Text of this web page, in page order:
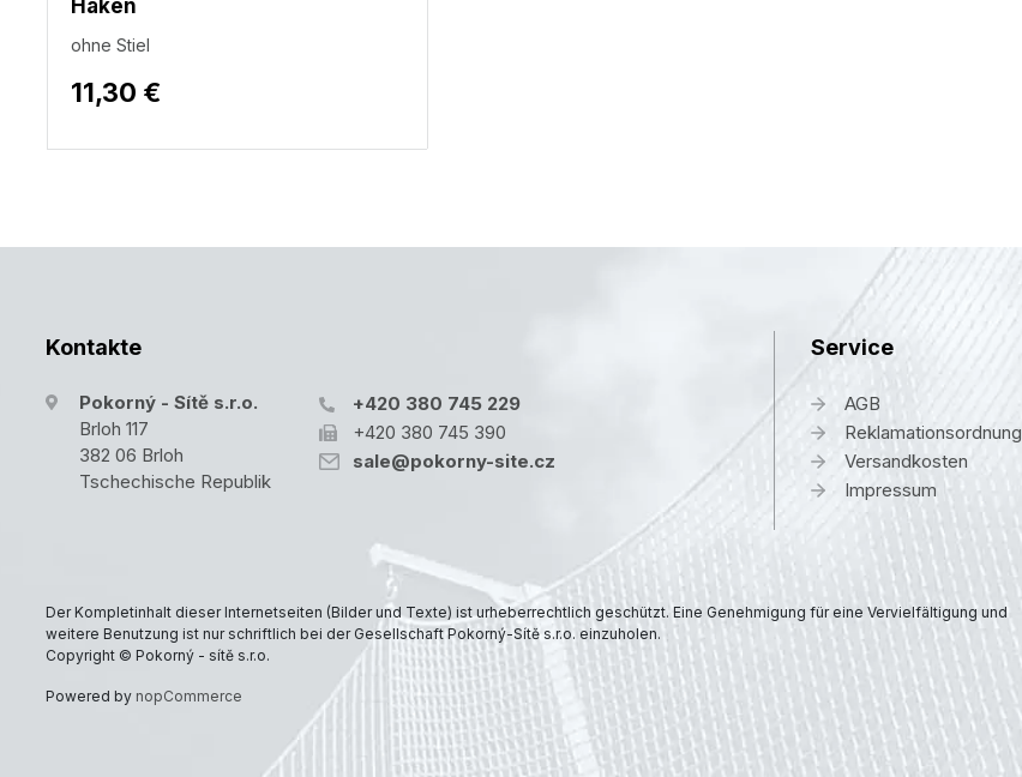
Haken
ohne Stiel
11,30 €
Kontakte
Pokorný - Sítě s.r.o.
Brloh 117
382 06 Brloh
Tschechische Republik
+420 380 745 229
+420 380 745 390
sale@pokorny-site.cz
Service
AGB
Reklamationsordnung
Versandkosten
Impressum
Der Kompletinhalt dieser Internetseiten (Bilder und Texte) ist urheberrechtlich geschützt. Eine Genehmigung für eine Vervielfältigung und
weitere Benutzung ist nur schriftlich bei der Gesellschaft Pokorný-Sítě s.r.o. einzuholen.
Copyright © Pokorný - sítě s.r.o.
Powered by nopCommerce